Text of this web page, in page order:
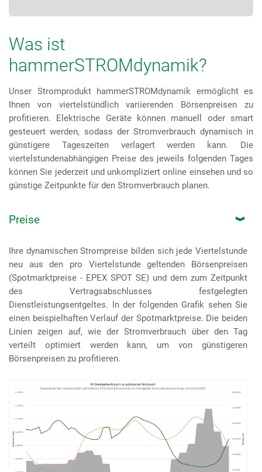
Was ist
hammerSTROMdynamik?
Unser Stromprodukt hammerSTROMdynamik ermöglicht es
Ihnen von viertelstündlich variierenden Börsenpreisen zu
profitieren. Elektrische Geräte können manuell oder smart
gesteuert werden, sodass der Stromverbrauch dynamisch in
günstigere Tageszeiten verlagert werden kann. Die
viertelstundenabhängigen Preise des jeweils folgenden Tages
können Sie jederzeit und unkompliziert online einsehen und so
günstige Zeitpunkte für den Stromverbrauch planen.
Preise
Ihre dynamischen Strompreise bilden sich jede Viertelstunde
neu aus den pro Viertelstunde geltenden Börsenpreisen
(Spotmarktpreise - EPEX SPOT SE) und dem zum Zeitpunkt
des Vertragsabschlusses festgelegten
Dienstleistungsentgeltes. In der folgenden Grafik sehen Sie
einen beispielhaften Verlauf der Spotmarktpreise. Die beiden
Linien zeigen auf, wie der Stromverbrauch über den Tag
verteilt optimiert werden kann, um von günstigeren
Börsenpreisen zu profitieren.